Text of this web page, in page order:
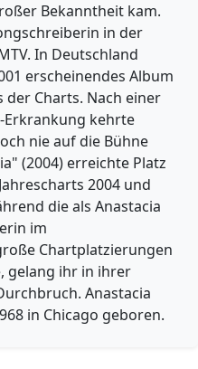
Bekanntheit kam.
in der
In Deutschland
erscheinendes Album
der Charts. Nach einer
kehrte
nie auf die Bühne
(2004) erreichte Platz
2004 und
die als Anastacia
im
Chartplatzierungen
gelang ihr in ihrer
Anastacia
in Chicago geboren.